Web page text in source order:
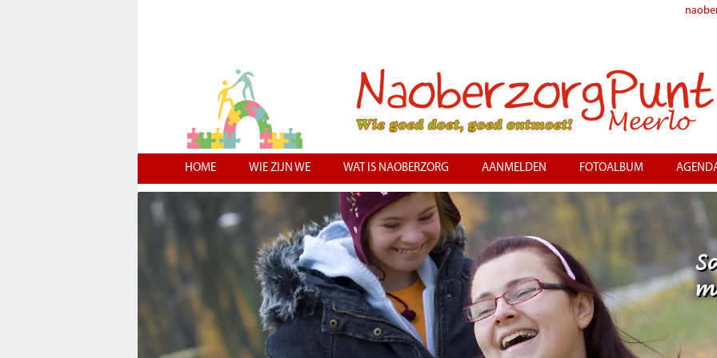
HOME WIE ZIJN WE WAT IS NAOBERZORG AANMELDEN FOTOALBUM